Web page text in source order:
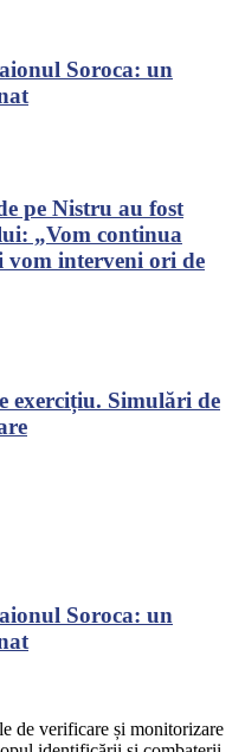
Soroca: un
pe Nistru au fost
„Vom continua
vom interveni ori de
exercițiu. Simulări de
Soroca: un
de verificare și monitorizare